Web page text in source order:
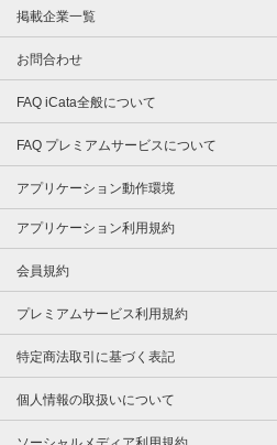
掲載企業一覧
お問合わせ
FAQ iCata全般について
FAQ プレミアムサービスについて
アプリケーション動作環境
アプリケーション利用規約
会員規約
プレミアムサービス利用規約
特定商法取引に基づく表記
個人情報の取扱いについて